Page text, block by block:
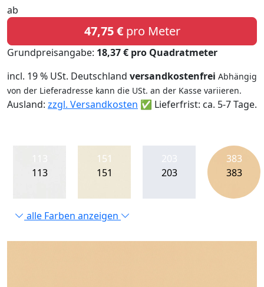
ab
47,75 €pro Meter
Grundpreisangabe: 18,37 € pro Quadratmeter
incl. 19 % USt. Deutschland versandkostenfrei Abhängig
von der Lieferadresse kann die USt. an der Kasse variieren.
Ausland: zzgl. Versandkosten ✅ Lieferfrist: ca. 5-7 Tage.
113
151
151
203
203
383
383
alle Farben anzeigen